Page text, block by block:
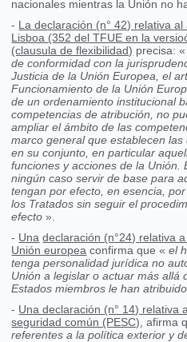
nacionales mientras la Unión no
- La declaración (n° 42) relativa
Lisboa (352 del TFUE en la
(clausula de flexibilidad) precisa:
de conformidad con la
Justicia de la Unión Europea, el
Funcionamiento de la Unión
de un ordenamiento institucional
competencias de atribución, no
ampliar el ámbito de las
marco general que establecen
en su conjunto, en particular
funciones y acciones de la Unión.
ningún caso servir de base para
tengan por efecto, en esencia,
los Tratados sin seguir el
efecto».
- Una declaración (n°24) relativa
Unión europea confirma que «el
tenga personalidad jurídica no
Unión a legislar o actuar más allá
Estados miembros le han
- Una declaración (n° 14) relativa
seguridad común (PESC), afirma
referentes a la política exterior y